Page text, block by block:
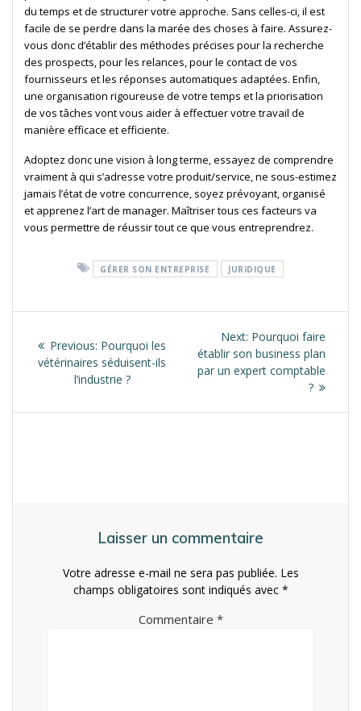
du temps et de structurer votre approche. Sans celles-ci, il est
facile de se perdre dans la marée des choses à faire. Assurez-
vous donc d’établir des méthodes précises pour la recherche
des prospects, pour les relances, pour le contact de vos
fournisseurs et les réponses automatiques adaptées. Enfin,
une organisation rigoureuse de votre temps et la priorisation
de vos tâches vont vous aider à effectuer votre travail de
manière efficace et efficiente.
Adoptez donc une vision à long terme, essayez de comprendre
vraiment à qui s’adresse votre produit/service, ne sous-estimez
jamais l’état de votre concurrence, soyez prévoyant, organisé
et apprenez l’art de manager. Maîtriser tous ces facteurs va
vous permettre de réussir tout ce que vous entreprendrez.
GÉRER SON ENTREPRISE JURIDIQUE
Navigation
de
l’article
Previous: Previous
post:
Pourquoi les
vétérinaires séduisent-ils
l’industrie ?
Next: Next
post:
Pourquoi faire
établir son business plan
par un expert comptable
?
Laisser un commentaire
Votre adresse e-mail ne sera pas publiée. Les
champs obligatoires sont indiqués avec *
Commentaire *